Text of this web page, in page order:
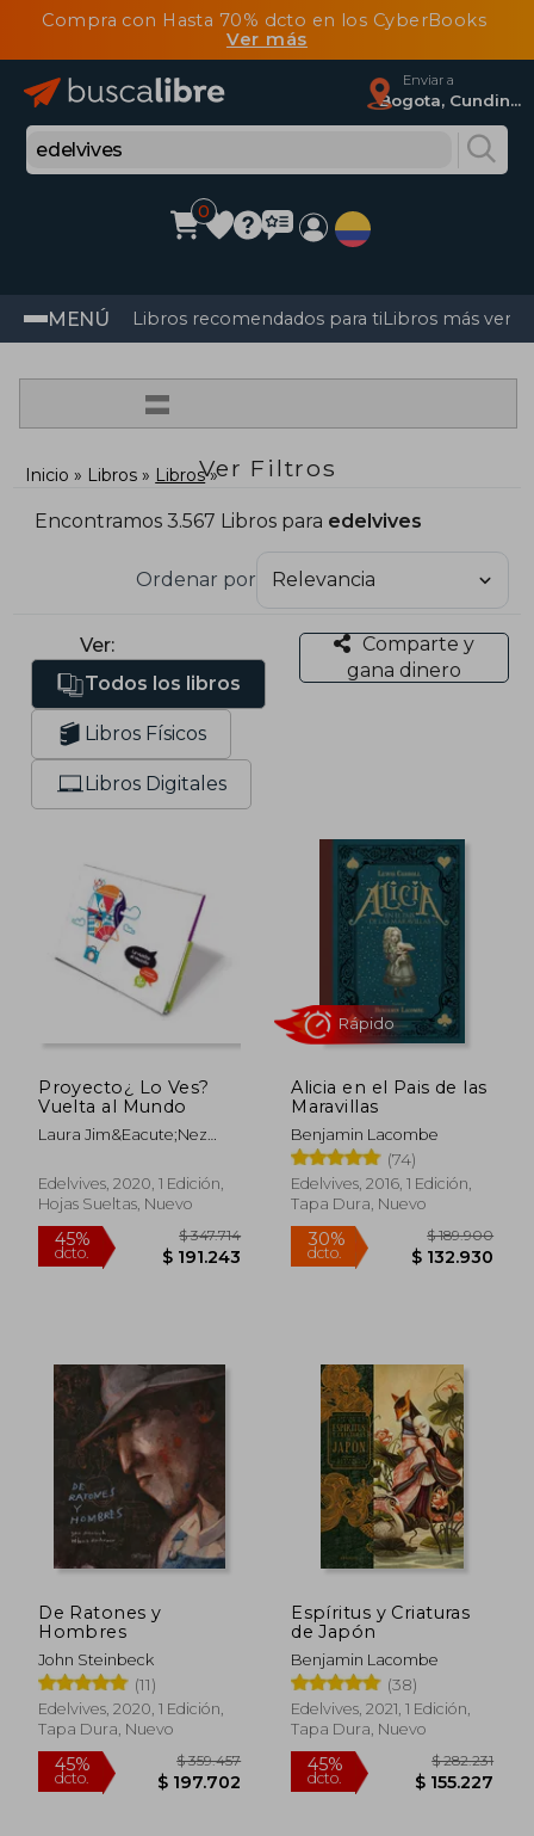
Compra con Hasta 70% dcto en los CyberBooks
Ver más
Enviar a
Bogota, Cundinamarca
0
MENÚ Libros recomendados para tiLibros más
=
Ver Filtros
Inicio Libros Libros
Encontramos 3.567 Libros para edelvives
Ordenar por
Ver:
Todos los libros
Libros Físicos
Libros Digitales
Comparte y
gana dinero
Proyecto¿ Lo Ves?
Vuelta al Mundo
Laura Jim&Eacute;Nez
Todol&Iacute; Bof&Iacute;;
Antonio Vicente Lucerga;
Esther Echevarr&Iacute;A
Soriano
Edelvives, 2020, 1 Edición,
Hojas Sueltas, Nuevo
45%
dcto.
$ 347.714
Alicia en el Pais de las
Maravillas
Benjamin Lacombe
(74)
Edelvives, 2016, 1 Edición,
Tapa Dura, Nuevo
30%
dcto. $
Rápido
De Ratones y
Hombres
John Steinbeck
(11)
Edelvives, 2020, 1 Edición,
Tapa Dura, Nuevo
Espíritus y Criaturas
de Japón
Benjamin Lacombe
(38)
Edelvives, 2021, 1 Edición,
Tapa Dura, Nuevo